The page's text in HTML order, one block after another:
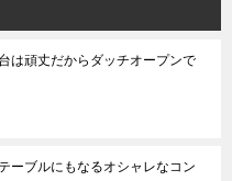
は頑丈だからダッチオープンで
ーブルにもなるオシャレなコン